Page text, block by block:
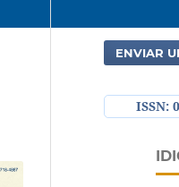
ENVIAR
ISSN: